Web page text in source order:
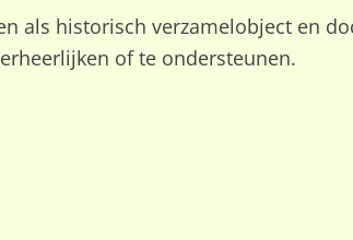
als historisch verzamelobject en
of te ondersteunen.